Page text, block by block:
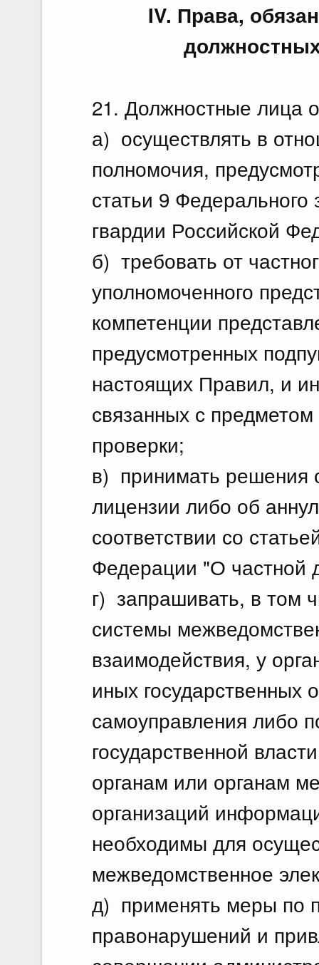
IV. Права,
21. Должностные лица
а) осуществлять в
полномочия,
статьи 9
гвардии Российской
б) требовать от
уполномоченного
компетенции
предусмотренных
настоящих Правил, и
связанных с
проверки;
в) принимать решения
лицензии либо об
соответствии со
Федерации "О частной
г) запрашивать, в том
системы
взаимодействия, у
иных государственных
самоуправления либо
государственной
органам или органам
организаций
необходимы для
межведомственное
д) применять меры по
правонарушений и